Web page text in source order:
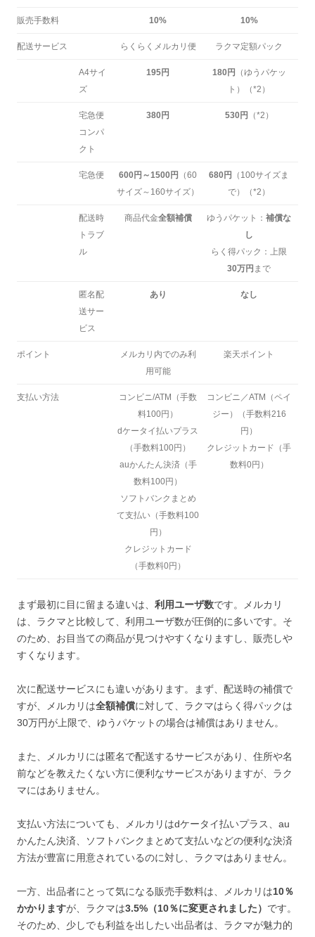
販売手数料 10% 10%
配送サービス らくらくメルカリ便 ラクマ定額パック
A4サイ
ズ
195円 180円
（ゆうパケッ
ト）（*2）
宅急便
コンパ
クト
380円 530円 （*2）
宅急便 600円～1500円
（60
サイズ～160サイズ）
680円
（100サイズま
で）（*2）
配送時
トラブ
ル
商品代金全額補償 ゆうパケット： 補償な
し
らく得パック：上限
30万円 まで
匿名配
送サー
ビス
あり なし
ポイント
メルカリ内でのみ利
用可能
楽天ポイント
支払い方法
コンビニ/ATM（手数
料100円）
dケータイ払いプラス
（手数料100円）
auかんたん決済（手
数料100円）
ソフトバンクまとめ
て支払い（手数料100
円）
クレジットカード
（手数料0円）
コンビニ／ATM（ペイ
ジー）（手数料216
円）
クレジットカード（手
数料0円）
まず最初に目に留まる違いは、 利用ユーザ数です。メルカリ
は、ラクマと比較して、利用ユーザ数が圧倒的に多いです。そ
のため、お目当ての商品が見つけやすくなりますし、販売しや
すくなります。
次に配送サービスにも違いがあります。まず、配送時の補償で
すが、メルカリは全額補償に対して、ラクマはらく得パックは
30万円が上限で、ゆうパケットの場合は補償はありません。
また、メルカリには匿名で配送するサービスがあり、住所や名
前などを教えたくない方に便利なサービスがありますが、ラク
マにはありません。
支払い方法についても、メルカリはdケータイ払いプラス、au
かんたん決済、ソフトバンクまとめて支払いなどの便利な決済
方法が豊富に用意されているのに対し、ラクマはありません。
一方、出品者にとって気になる販売手数料は、メルカリは10％
かかりますが、ラクマは3.5%（10％に変更されました） です。
そのため、少しでも利益を出したい出品者は、ラクマが魅力的